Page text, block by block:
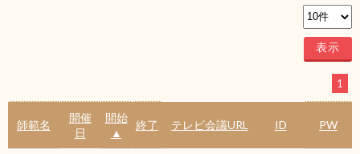
1
師範名
開催
日
開始
▲
終了 テレビ会議URL ID PW